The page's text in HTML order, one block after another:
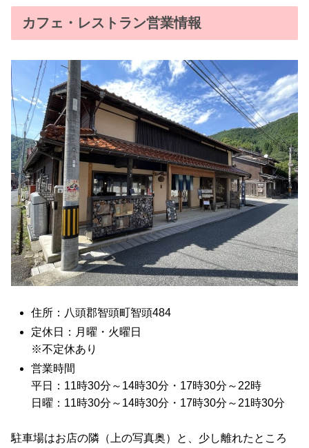
カフェ・レストラン営業情報
住所：八頭郡智頭町智頭484
定休日：月曜・火曜日
※不定休あり
営業時間
平日：11時30分～14時30分・17時30分～22時
日曜：11時30分～14時30分・17時30分～21時30分
駐車場はお店の隣（上の写真奥）と、少し離れたところ